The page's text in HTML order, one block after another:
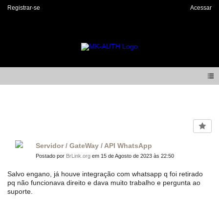
Registrar-se Acessar
Servidor / GateWay / API WhatsApp
Postado por BrLink.org em 15 de Agosto de 2023 às 22:50
Salvo engano, já houve integração com whatsapp q foi retirado
pq não funcionava direito e dava muito trabalho e pergunta ao
suporte.